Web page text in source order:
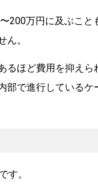
200万円に及ぶこと
。
るほど費用を抑えら
部で進行しているケ
す。